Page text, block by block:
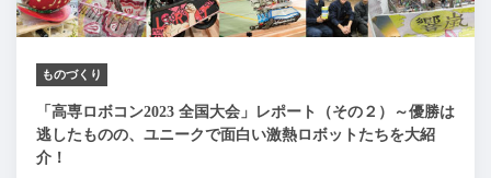
ものづくり
「高専ロボコン2023 全国大会」レポート（その２）～優勝は
逃したものの、ユニークで面白い激熱ロボットたちを大紹
介！